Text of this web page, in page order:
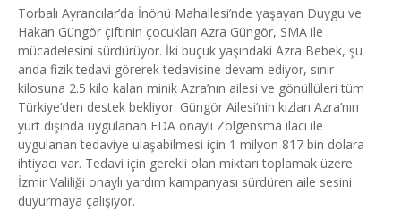
Torbalı Ayrancılar’da İnönü Mahallesi’nde yaşayan Duygu ve
Hakan Güngör çiftinin çocukları Azra Güngör, SMA ile
mücadelesini sürdürüyor. İki buçuk yaşındaki Azra Bebek, şu
anda fizik tedavi görerek tedavisine devam ediyor, sınır
kilosuna 2.5 kilo kalan minik Azra’nın ailesi ve gönüllüleri tüm
Türkiye’den destek bekliyor. Güngör Ailesi’nin kızları Azra’nın
yurt dışında uygulanan FDA onaylı Zolgensma ilacı ile
uygulanan tedaviye ulaşabilmesi için 1 milyon 817 bin dolara
ihtiyacı var. Tedavi için gerekli olan miktarı toplamak üzere
İzmir Valiliği onaylı yardım kampanyası sürdüren aile sesini
duyurmaya çalışıyor.